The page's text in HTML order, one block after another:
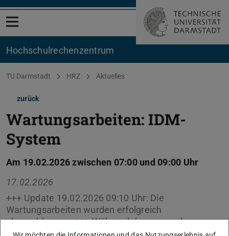
Menü öffnen
Hochschul­rechenzentrum
Sie befinden sich hier:
TU Darmstadt HRZ Aktuelles
zurück
Wartungsarbeiten: IDM-
System
Am 19.02.2026 zwischen 07:00 und 09:00 Uhr
17.02.2026
+++ Update 19.02.2026 09:10 Uhr: Die
Wartungsarbeiten wurden erfolgreich
abgeschlossen. +++ Während des angegebenen
Zeitraums werden Wartungsarbeiten und Updates